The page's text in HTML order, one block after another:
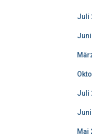
Juli
Juli
Mai